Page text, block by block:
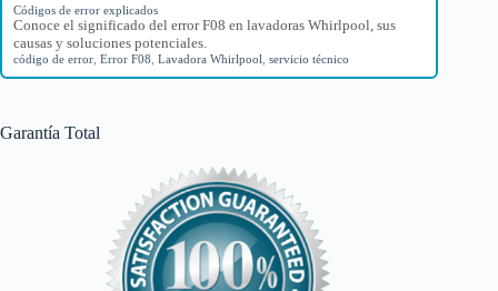
Códigos de error explicados
Conoce el significado del error F08 en lavadoras Whirlpool, sus
causas y soluciones potenciales.
código de error Error F08 Lavadora Whirlpool servicio técnico
Garantía Total